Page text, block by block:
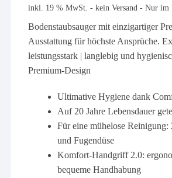
inkl. 19 % MwSt. - kein Versand - Nur im
Bodenstaubsauger mit einzigartiger
Ausstattung für höchste Ansprüche.
leistungsstark | langlebig und
Premium-Design
Ultimative Hygiene dank
Auf 20 Jahre Lebensdauer
Für eine mühelose Reinigung:
und Fugendüse
Komfort-Handgriff 2.0:
bequeme Handhabung